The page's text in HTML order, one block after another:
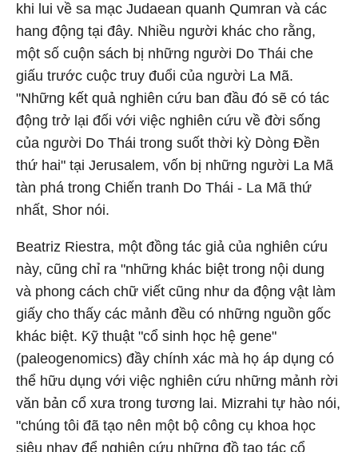
khi lui về sa mạc Judaean quanh Qumran và các
hang động tại đây. Nhiều người khác cho rằng,
một số cuộn sách bị những người Do Thái che
giấu trước cuộc truy đuổi của người La Mã.
"Những kết quả nghiên cứu ban đầu đó sẽ có tác
động trở lại đối với việc nghiên cứu về đời sống
của người Do Thái trong suốt thời kỳ Dòng Đền
thứ hai" tại Jerusalem, vốn bị những người La Mã
tàn phá trong Chiến tranh Do Thái - La Mã thứ
nhất, Shor nói.
Beatriz Riestra, một đồng tác giả của nghiên cứu
này, cũng chỉ ra "những khác biệt trong nội dung
và phong cách chữ viết cũng như da động vật làm
giấy cho thấy các mảnh đều có những nguồn gốc
khác biệt. Kỹ thuật "cổ sinh học hệ gene"
(paleogenomics) đầy chính xác mà họ áp dụng có
thể hữu dụng với việc nghiên cứu những mảnh rời
văn bản cổ xưa trong tương lai. Mizrahi tự hào nói,
"chúng tôi đã tạo nên một bộ công cụ khoa học
siêu nhạy để nghiên cứu những đồ tạo tác cổ